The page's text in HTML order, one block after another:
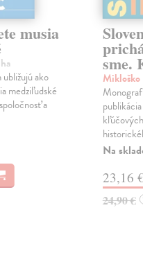
musia
ako
medziľudské
a
sme.
Mikloško
Na
23,16
24,90 €